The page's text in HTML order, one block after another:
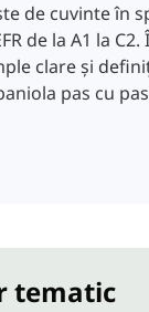
de cuvinte în
de la A1 la
clare și
pas cu
tematic